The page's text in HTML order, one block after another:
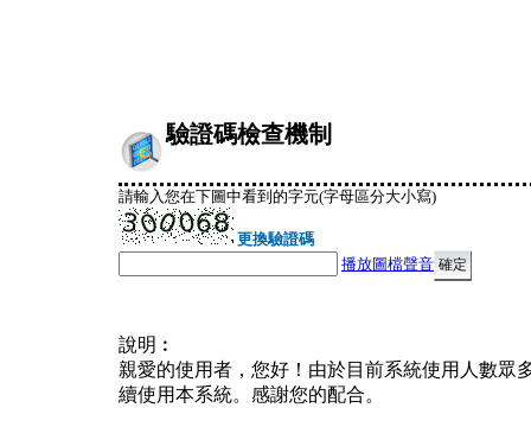
驗證碼檢查機制
請輸入您在下圖中看到的字元(字母區分大小寫)
更換驗證碼
播放圖檔聲音
說明︰
親愛的使用者，您好！由於目前系統使用人數眾
續使用本系統。感謝您的配合。